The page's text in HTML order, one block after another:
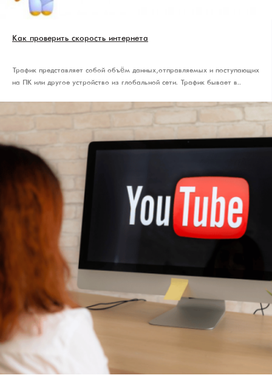
Как проверить скорость интернета
Трафик представляет собой объём данных, отправляемых и поступающих
на ПК или другое устройство из глобальной сети. Трафик бывает в..